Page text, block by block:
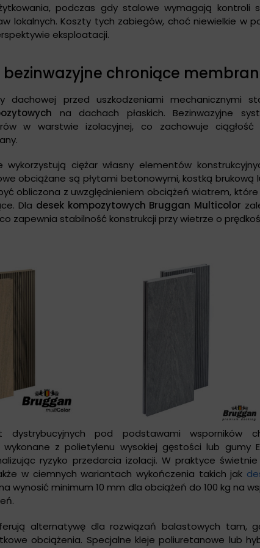
podczas gdy stalowe wymagają
lokalnych. Koszty tych zabiegów, choć niewielkie w
eksploatacji.
bezinwazyjne chroniące
dachowej przed uszkodzeniami mechanicznymi
na dachach płaskich. Bezinwazyjne
w warstwie izolacyjnej, co zachowuje
wykorzystują ciężar własny elementów
obciążane są płytami betonowymi, kostką brukową
obliczona z uwzględnieniem obciążeń wiatrem,
Dla desek kompozytowych Bruggan Multicolor
zapewnia stabilność konstrukcji przy wietrze o
dystrybucyjnych pod podstawami wsporników
z polietylenu wysokiej gęstości lub gumy
ryzyko przedarcia izolacji. W praktyce
w ciemnych wariantach wykończenia takich jak
wynosić minimum 10 mm dla obciążeń do 100 kg na
alternatywę dla rozwiązań balastowych tam,
obciążenia. Specjalne kleje poliuretanowe lub